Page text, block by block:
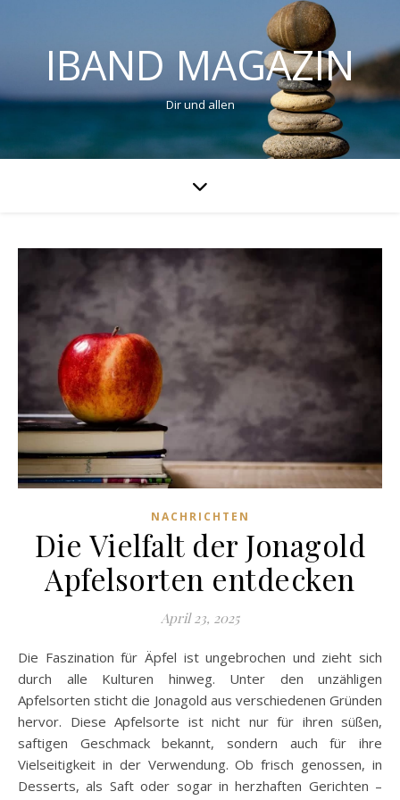
IBAND MAGAZIN
Dir und allen
NACHRICHTEN
Die Vielfalt der Jonagold
Apfelsorten entdecken
April 23, 2025
Die Faszination für Äpfel ist ungebrochen und zieht sich
durch alle Kulturen hinweg. Unter den unzähligen
Apfelsorten sticht die Jonagold aus verschiedenen Gründen
hervor. Diese Apfelsorte ist nicht nur für ihren süßen,
saftigen Geschmack bekannt, sondern auch für ihre
Vielseitigkeit in der Verwendung. Ob frisch genossen, in
Desserts, als Saft oder sogar in herzhaften Gerichten –